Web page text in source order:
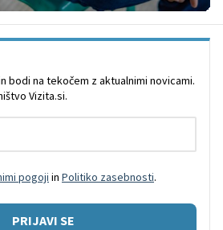
bodi na tekočem z aktualnimi novicami.
Vizita.si.
pogoji in Politiko zasebnosti.
PRIJAVI SE